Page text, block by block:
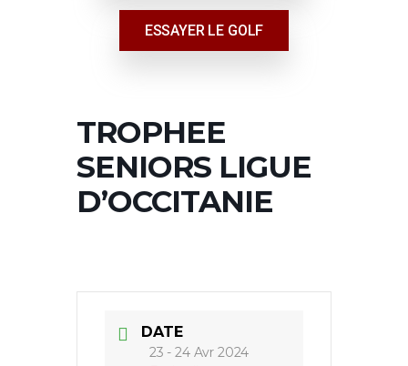
ESSAYER LE GOLF
TROPHEE
SENIORS LIGUE
D’OCCITANIE
DATE
23 - 24 Avr 2024